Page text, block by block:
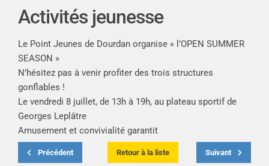
Activités jeunesse
Le Point Jeunes de Dourdan organise « l’OPEN SUMMER
SEASON »
N’hésitez pas à venir profiter des trois structures
gonflables !
Le vendredi 8 juillet, de 13h à 19h, au plateau sportif de
Georges Leplâtre
Amusement et convivialité garantit
Précédent Retour à la liste Suivant